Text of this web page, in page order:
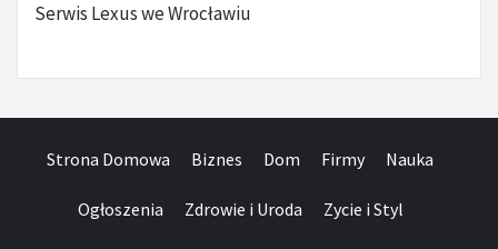
Serwis Lexus we Wrocławiu
Strona Domowa Biznes Dom Firmy Nauka
Ogłoszenia Zdrowie i Uroda Zycie i Styl